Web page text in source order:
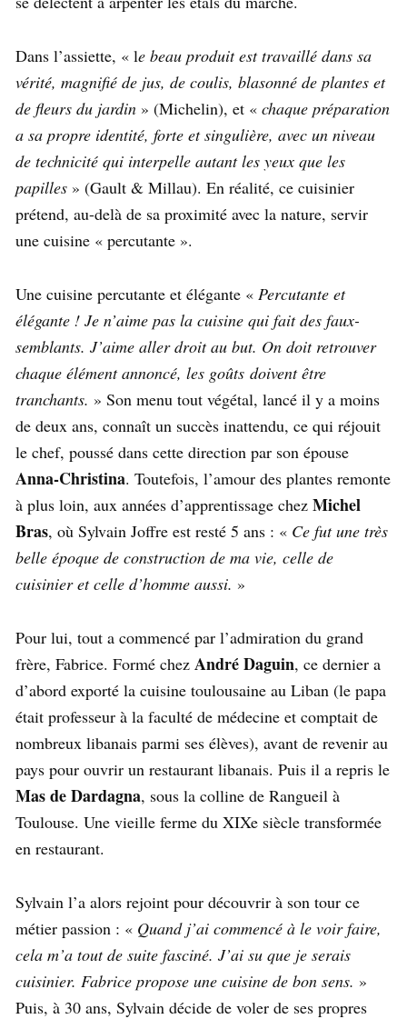
Dans l’assiette, « le beau produit est travaillé dans sa
vérité, magnifié de jus, de coulis, blasonné de plantes et
de fleurs du jardin » (Michelin), et « chaque préparation
a sa propre identité, forte et singulière, avec un niveau
de technicité qui interpelle autant les yeux que les
papilles » (Gault & Millau). En réalité, ce cuisinier
prétend, au-delà de sa proximité avec la nature, servir
une cuisine « percutante ».
Une cuisine percutante et élégante « Percutante et
élégante ! Je n’aime pas la cuisine qui fait des faux-
semblants. J’aime aller droit au but. On doit retrouver
chaque élément annoncé, les goûts doivent être
tranchants. » Son menu tout végétal, lancé il y a moins
de deux ans, connaît un succès inattendu, ce qui réjouit
le chef, poussé dans cette direction par son épouse
Anna-Christina. Toutefois, l’amour des plantes remonte
à plus loin, aux années d’apprentissage chez Michel
Bras, où Sylvain Joffre est resté 5 ans : « Ce fut une très
belle époque de construction de ma vie, celle de
cuisinier et celle d’homme aussi. »
Pour lui, tout a commencé par l’admiration du grand
frère, Fabrice. Formé chez André Daguin, ce dernier a
d’abord exporté la cuisine toulousaine au Liban (le papa
était professeur à la faculté de médecine et comptait de
nombreux libanais parmi ses élèves), avant de revenir au
pays pour ouvrir un restaurant libanais. Puis il a repris le
Mas de Dardagna, sous la colline de Rangueil à
Toulouse. Une vieille ferme du XIXe siècle transformée
en restaurant.
Sylvain l’a alors rejoint pour découvrir à son tour ce
métier passion : « Quand j’ai commencé à le voir faire,
cela m’a tout de suite fasciné. J’ai su que je serais
cuisinier. Fabrice propose une cuisine de bon sens. »
Puis, à 30 ans, Sylvain décide de voler de ses propres